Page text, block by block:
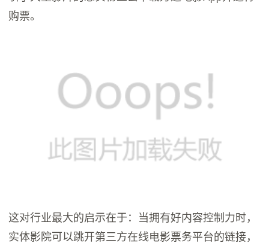
购票。
这对行业最大的启示在于：当拥有好内容控制力时，
实体影院可以跳开第三方在线电影票务平台的链接，